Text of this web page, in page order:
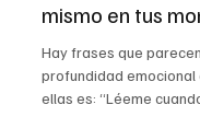
Crecimiento Personal
"Léeme cuando
mismo en tus